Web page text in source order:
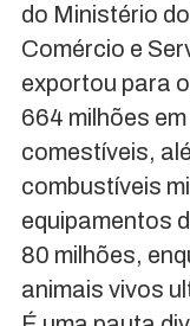
do Ministério
Comércio e
exportou para
664 milhões
comestíveis,
combustíveis
equipamentos
80 milhões,
animais vivos